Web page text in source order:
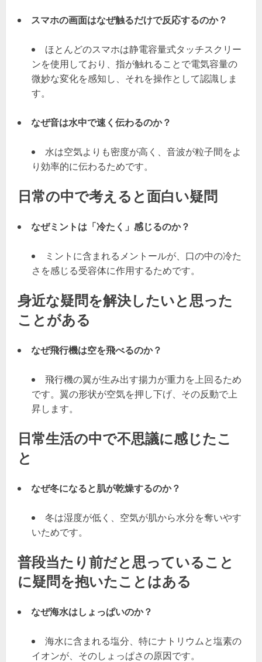
スマホの画面はなぜ触るだけで反応するのか？
ほとんどのスマホは静電容量式タッチスクリー
ンを使用しており、指が触れることで電気容量の
微妙な変化を感知し、それを操作として認識しま
す。
なぜ音は水中で速く伝わるのか？
水は空気よりも密度が高く、音波が粒子間をよ
り効率的に伝わるためです。
日常の中で考えると面白い疑問
なぜミントは「冷たく」感じるのか？
ミントに含まれるメントールが、口の中の冷た
さを感じる受容体に作用するためです。
身近な疑問を解決したいと思った
ことがある
なぜ飛行機は空を飛べるのか？
飛行機の翼が生み出す揚力が重力を上回るため
です。翼の形状が空気を押し下げ、その反動で上
昇します。
日常生活の中で不思議に感じたこ
と
なぜ冬になると肌が乾燥するのか？
冬は湿度が低く、空気が肌から水分を奪いやす
いためです。
普段当たり前だと思っていること
に疑問を抱いたことはある
なぜ海水はしょっぱいのか？
海水に含まれる塩分、特にナトリウムと塩素の
イオンが、そのしょっぱさの原因です。